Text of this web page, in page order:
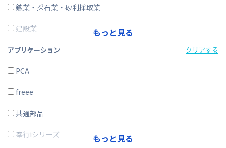
在庫購買
その他
鉱業・採石業・砂利採取業
建設業
製造業
電気・ガス・熱供給・水道業
情報通信業
運輸業、郵便業
卸売業、小売業
もっと見る
アプリケーション クリアする
PCA
freee
共通部品
奉行iシリーズ もっと見る